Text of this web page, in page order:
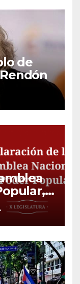
de
y
pueblo